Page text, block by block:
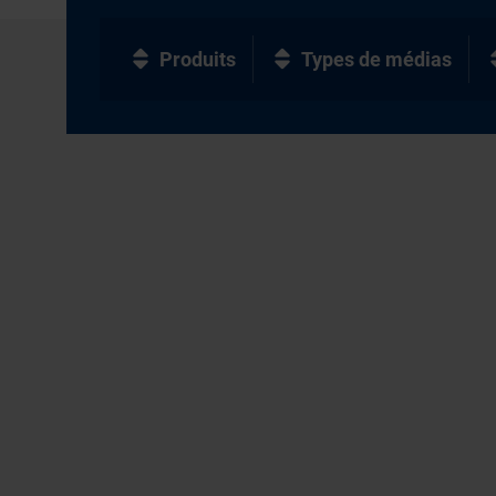
Produits Types de médias